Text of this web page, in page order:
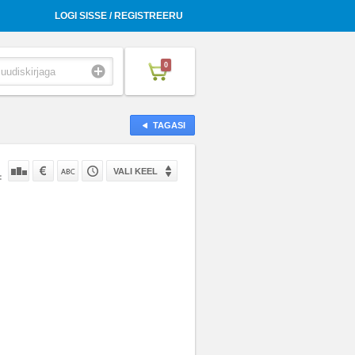
LOGI SISSE / REGISTREERU
0
TAGASI
VALI KEEL